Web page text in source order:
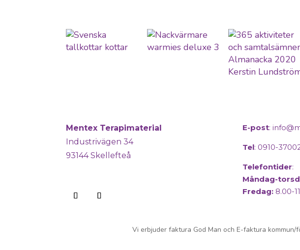
Mentex Terapimaterial
Industrivägen 34
93144 Skellefteå
E-post:
Tel: 0910-
Telefontider:
Måndag-
Fredag:8.00-
Vi erbjuder faktura God Man och E-faktura